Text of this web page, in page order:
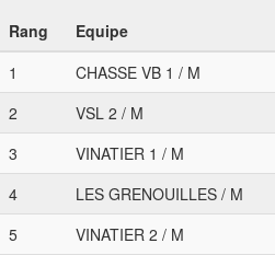
Rang Equipe
1
CHASSE VB 1 / M
2
VSL 2 / M
3
VINATIER 1 / M
4
LES GRENOUILLES / M
5
VINATIER 2 / M